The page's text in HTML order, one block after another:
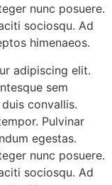
nunc posuere.
sociosqu. Ad
himenaeos.
adipiscing elit.
sem
convallis.
Pulvinar
egestas.
nunc posuere.
sociosqu. Ad